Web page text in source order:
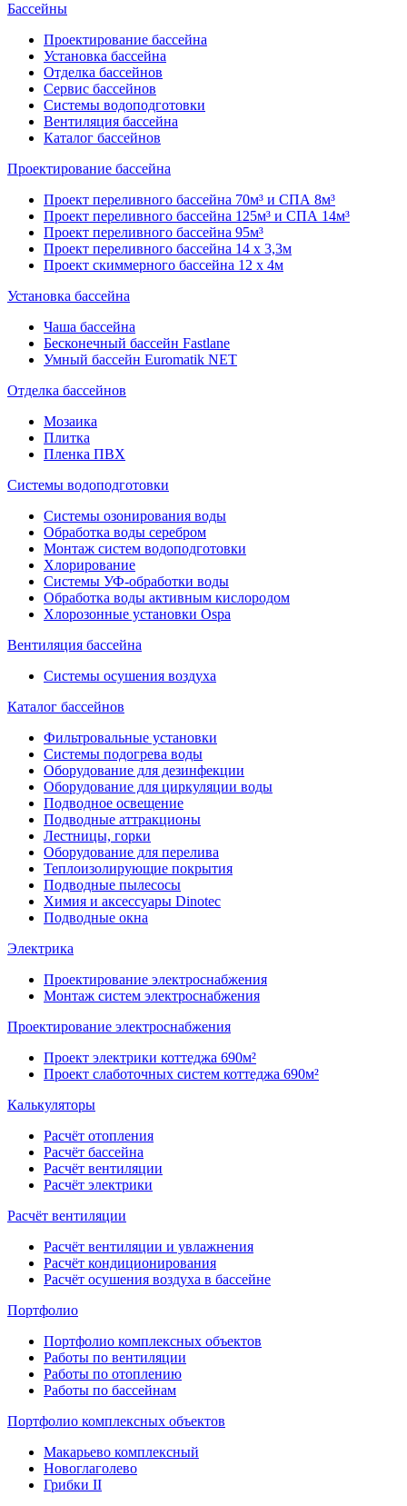
Бассейны
Проектирование бассейна
Установка бассейна
Отделка бассейнов
Сервис бассейнов
Системы водоподготовки
Вентиляция бассейна
Каталог бассейнов
Проектирование бассейна
Проект переливного бассейна 70м³ и СПА 8м³
Проект переливного бассейна 125м³ и СПА 14м³
Проект переливного бассейна 95м³
Проект переливного бассейна 14 х 3,3м
Проект скиммерного бассейна 12 х 4м
Установка бассейна
Чаша бассейна
Бесконечный бассейн Fastlane
Умный бассейн Euromatik NET
Отделка бассейнов
Мозаика
Плитка
Пленка ПВХ
Системы водоподготовки
Системы озонирования воды
Обработка воды серебром
Монтаж систем водоподготовки
Хлорирование
Системы УФ-обработки воды
Обработка воды активным кислородом
Хлорозонные установки Ospa
Вентиляция бассейна
Системы осушения воздуха
Каталог бассейнов
Фильтровальные установки
Системы подогрева воды
Оборудование для дезинфекции
Оборудование для циркуляции воды
Подводное освещение
Подводные аттракционы
Лестницы, горки
Оборудование для перелива
Теплоизолирующие покрытия
Подводные пылесосы
Химия и аксессуары Dinotec
Подводные окна
Электрика
Проектирование электроснабжения
Монтаж систем электроснабжения
Проектирование электроснабжения
Проект электрики коттеджа 690м²
Проект слаботочных систем коттеджа 690м²
Калькуляторы
Расчёт отопления
Расчёт бассейна
Расчёт вентиляции
Расчёт электрики
Расчёт вентиляции
Расчёт вентиляции и увлажнения
Расчёт кондиционирования
Расчёт осушения воздуха в бассейне
Портфолио
Портфолио комплексных объектов
Работы по вентиляции
Работы по отоплению
Работы по бассейнам
Портфолио комплексных объектов
Макарьево комплексный
Новоглаголево
Грибки II